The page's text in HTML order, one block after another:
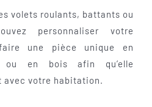
volets roulants, battants ou
personnaliser votre
une pièce unique en
ou en bois afin qu’elle
avec votre habitation.